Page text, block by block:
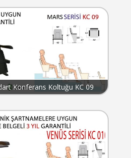
Konferans Koltuğu KC 09